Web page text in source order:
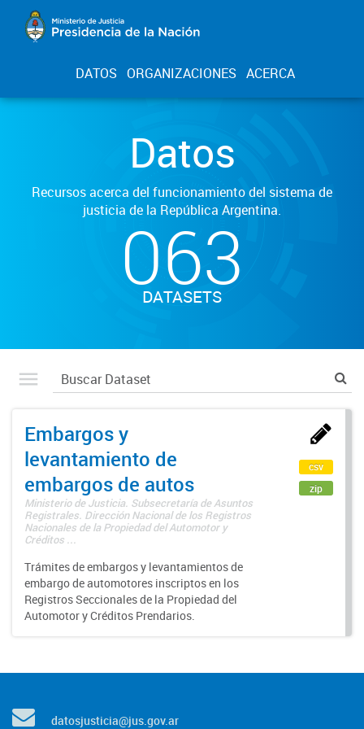
DATOS ORGANIZACIONES ACERCA
Datos
Recursos acerca del funcionamiento del sistema de
justicia de la República Argentina.
063
DATASETS
Embargos y
levantamiento de
embargos de autos
Ministerio de Justicia. Subsecretaría de Asuntos
Registrales. Dirección Nacional de los Registros
Nacionales de la Propiedad del Automotor y
Créditos ...
Trámites de embargos y levantamientos de
embargo de automotores inscriptos en los
Registros Seccionales de la Propiedad del
Automotor y Créditos Prendarios.
csv
zip
datosjusticia@jus.gov.ar